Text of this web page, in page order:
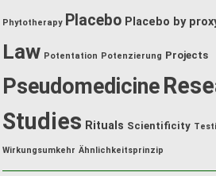
Phytotherapy Placebo Placebo by
Law Potentation Potenzierung Projects
Pseudomedicine
Studies Rituals Scientificity
Wirkungsumkehr Ähnlichkeitsprinzip